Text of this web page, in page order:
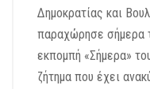
Δημοκρατίας και
παραχώρησε σήμερα
εκπομπή «Σήμερα»
ζήτημα που έχει